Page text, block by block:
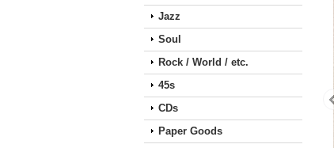
Jazz
Soul
Rock / World / etc.
45s
CDs
Paper Goods